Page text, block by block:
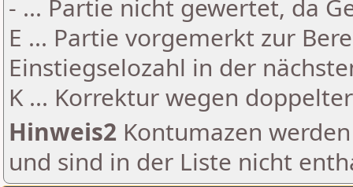
- ... Partie nicht gewertet, da
E ... Partie vorgemerkt zur
Einstiegselozahl in der
K ... Korrektur wegen
Hinweis2 Kontumazen
und sind in der Liste nicht